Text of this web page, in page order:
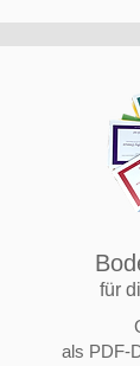
für
als PDF-